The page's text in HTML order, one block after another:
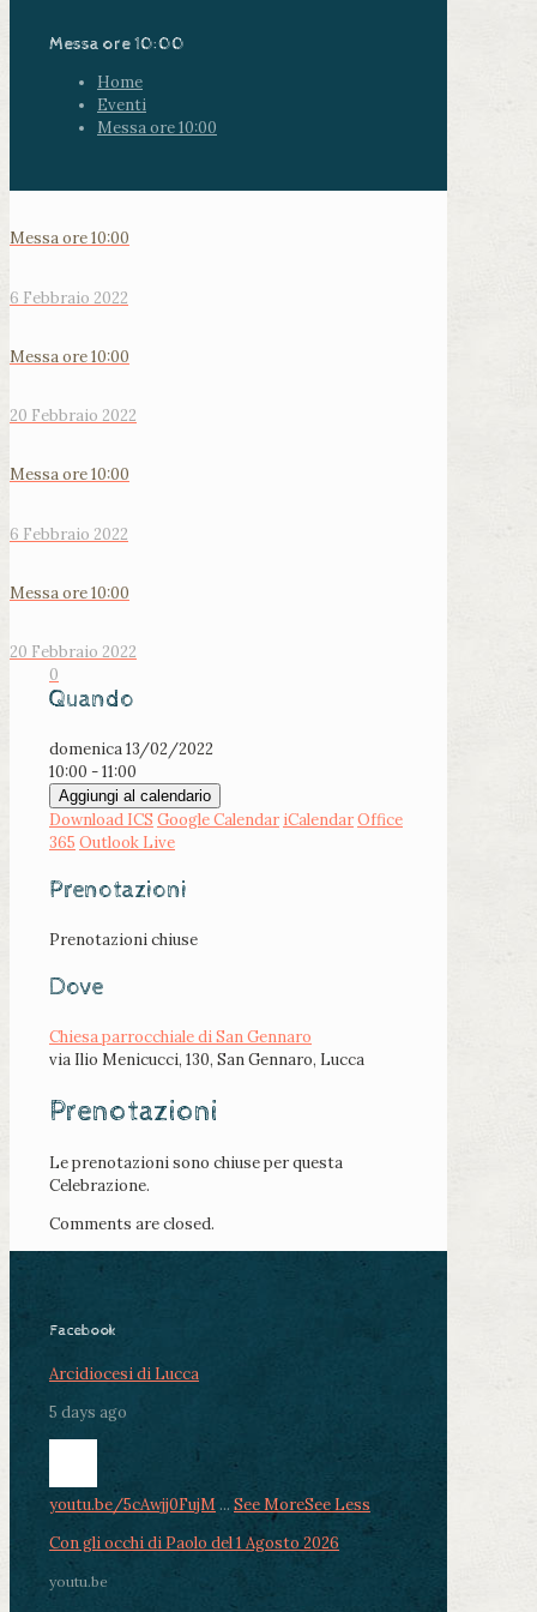
Messa ore 10:00
Home
Eventi
Messa ore 10:00
Messa ore 10:00
6 Febbraio 2022
Messa ore 10:00
20 Febbraio 2022
Messa ore 10:00
6 Febbraio 2022
Messa ore 10:00
20 Febbraio 2022
0
Quando
domenica 13/02/2022
10:00 - 11:00
Aggiungi al calendario
Download ICS Google Calendar iCalendarOffice
365 Outlook Live
Prenotazioni
Prenotazioni chiuse
Dove
Chiesa parrocchiale di San Gennaro
via Ilio Menicucci, 130, San Gennaro, Lucca
Prenotazioni
Le prenotazioni sono chiuse per questa
Celebrazione.
Comments are closed.
Facebook
Arcidiocesi di Lucca
5 days ago
youtu.be/5cAwjj0FujM ... See MoreSee Less
Con gli occhi di Paolo del 1 Agosto 2026
youtu.be